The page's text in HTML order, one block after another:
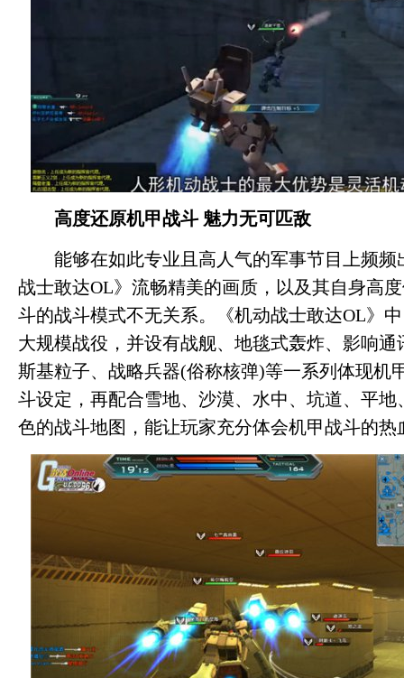
高度还原机甲战斗 魅力无可匹敌
能够在如此专业且高人气的军事节目上频频
战士敢达OL》流畅精美的画质，以及其自身高
斗的战斗模式不无关系。《机动战士敢达OL》
大规模战役，并设有战舰、地毯式轰炸、影响通
斯基粒子、战略兵器(俗称核弹)等一系列体现机
斗设定，再配合雪地、沙漠、水中、坑道、平地
色的战斗地图，能让玩家充分体会机甲战斗的热